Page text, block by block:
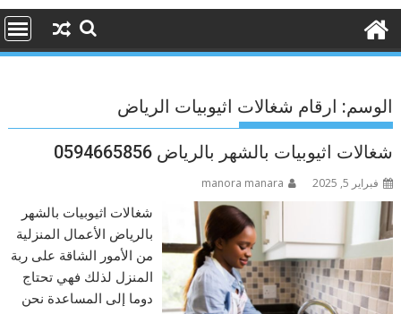
الوسم: ارقام شغالات اثيوبيات الرياض
شغالات اثيوبيات بالشهر بالرياض 0594665856
فبراير 5, 2025 manora manara
شغالات اثيوبيات بالشهر
بالرياض الأعمال المنزلية
من الأمور الشاقة على ربة
المنزل لذلك فهي تحتاج
دوما إلى المساعدة نحن